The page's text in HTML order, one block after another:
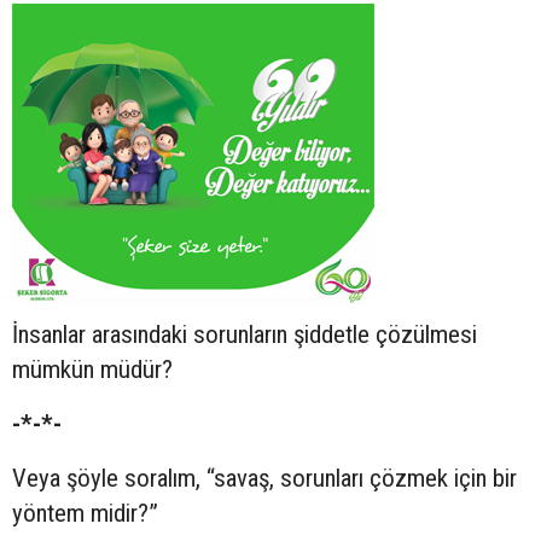
İnsanlar arasındaki sorunların şiddetle çözülmesi
mümkün müdür?
-*-*-
Veya şöyle soralım, “savaş, sorunları çözmek için bir
yöntem midir?”